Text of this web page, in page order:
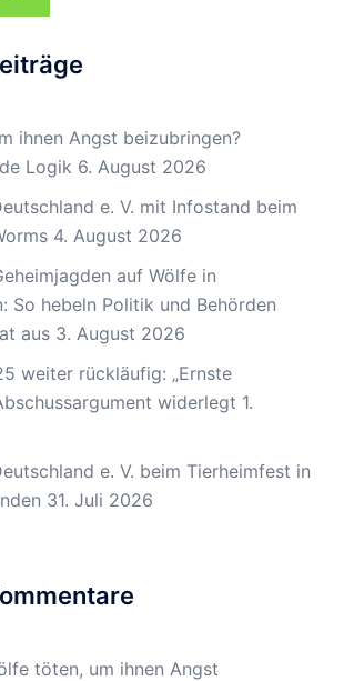
ihnen Angst beizubringen?
Logik 6. August 2026
e. V. mit Infostand beim
4. August 2026
auf Wölfe in
So hebeln Politik und Behörden
aus 3. August 2026
weiter rückläufig: „Ernste
widerlegt 1.
e. V. beim Tierheimfest in
31. Juli 2026
töten, um ihnen Angst